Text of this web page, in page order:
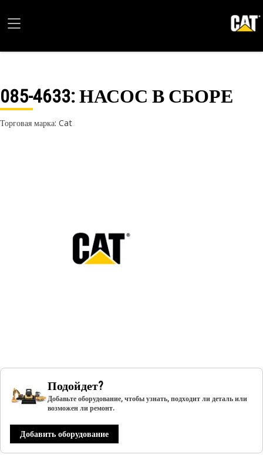
085-4633: НАСОС В СБОРЕ
Торговая марка: Cat
Подойдет?
Добавьте оборудование, чтобы узнать, подходит ли деталь или
возможен ли ремонт.
Добавить оборудование